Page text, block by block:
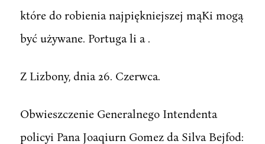
które do robienia najpiękniejszej mąKi mogą
być używane. Portuga li a .
Z Lizbony, dnia 26. Czerwca.
Obwieszczenie Generalnego Intendenta
policyi Pana Joaqiurn Gomez da Silva Bejfod: